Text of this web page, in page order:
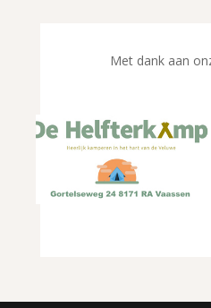
Met dank aan